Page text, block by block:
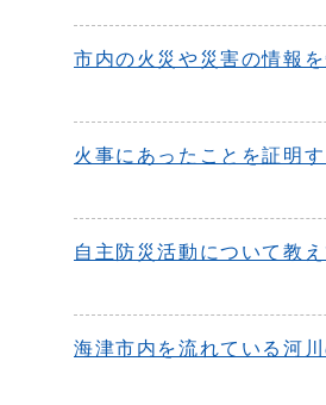
市内の火災や災害の情報
火事にあったことを証明
自主防災活動について教
海津市内を流れている河